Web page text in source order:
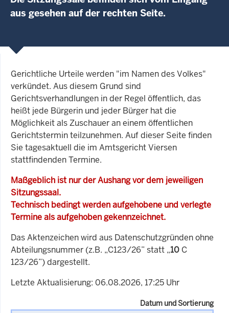
aus gesehen auf der rechten Seite.
Gerichtliche Urteile werden "im Namen des Volkes"
verkündet. Aus diesem Grund sind
Gerichtsverhandlungen in der Regel öffentlich, das
heißt jede Bürgerin und jeder Bürger hat die
Möglichkeit als Zuschauer an einem öffentlichen
Gerichtstermin teilzunehmen. Auf dieser Seite finden
Sie tagesaktuell die im Amtsgericht Viersen
stattfindenden Termine.
Maßgeblich ist nur der Aushang vor dem jeweiligen
Sitzungssaal.
Technisch bedingt werden aufgehobene und verlegte
Termine als aufgehoben gekennzeichnet.
Das Aktenzeichen wird aus Datenschutzgründen ohne
Abteilungsnummer (z.B. „C123/26” statt „10 C
123/26”) dargestellt.
Letzte Aktualisierung: 06.08.2026, 17:25 Uhr
Datum und Sortierung